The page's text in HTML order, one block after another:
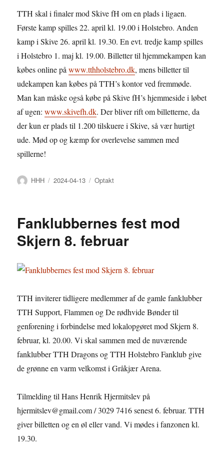
TTH skal i finaler mod Skive fH om en plads i ligaen.
Første kamp spilles 22. april kl. 19.00 i Holstebro. Anden
kamp i Skive 26. april kl. 19.30. En evt. tredje kamp spilles
i Holstebro 1. maj kl. 19.00. Billetter til hjemmekampen kan
købes online påwww.tthholstebro.dk, mens billetter til
udekampen kan købes på TTH’s kontor ved fremmøde.
Man kan måske også købe på Skive fH’s hjemmeside i løbet
af ugen:www.skivefh.dk. Der bliver rift om billetterne, da
der kun er plads til 1.200 tilskuere i Skive, så vær hurtigt
ude. Mød op og kæmp for overlevelse sammen med
spillerne!
Forfatter
HHH Udgivet
2024-04-13 Kategorier
Optakt
Fanklubbernes fest mod
Skjern 8. februar
TTH inviterer tidligere medlemmer af de gamle fanklubber
TTH Support, Flammen og De rødhvide Bønder til
genforening i forbindelse med lokalopgøret mod Skjern 8.
februar, kl. 20.00. Vi skal sammen med de nuværende
fanklubber TTH Dragons og TTH Holstebro Fanklub give
de grønne en varm velkomst i Gråkjær Arena.
Tilmelding til Hans Henrik Hjermitslev på
hjermitslev@gmail.com / 3029 7416 senest 6. februar. TTH
giver billetten og en øl eller vand. Vi mødes i fanzonen kl.
19.30.